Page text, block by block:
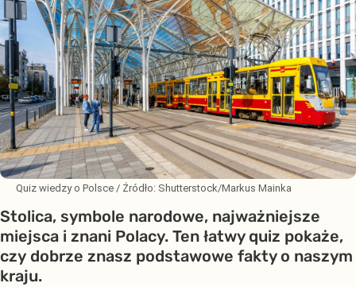
Quiz wiedzy o Polsce / Źródło: Shutterstock/Markus Mainka
Stolica, symbole narodowe, najważniejsze
miejsca i znani Polacy. Ten łatwy quiz pokaże,
czy dobrze znasz podstawowe fakty o naszym
kraju.